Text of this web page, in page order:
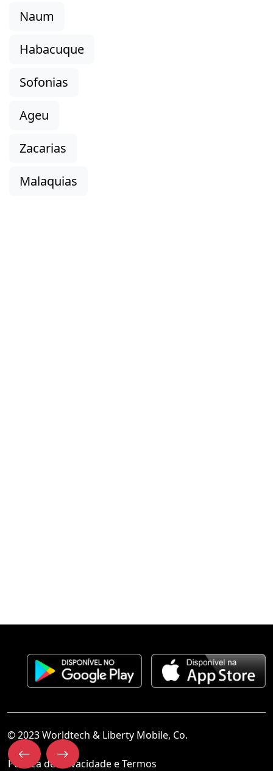
Naum
Habacuque
Sofonias
Ageu
Zacarias
Malaquias
© 2023 Worldtech & Liberty Mobile, Co.
Política de Privacidade e Termos